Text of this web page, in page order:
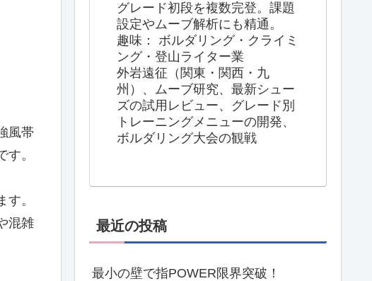
風帯
。
。
混雑
グレード初段を複数完登。課題
設定やムーブ解析にも精通。
趣味： ボルダリング・クライミ
ング・登山ライター業
外岩遠征（関東・関西・九
州）、ムーブ研究、最新シュー
ズの試用レビュー、グレード別
トレーニングメニューの開発、
ボルダリング大会の観戦
最近の投稿
最小の壁で指POWER限界突破！